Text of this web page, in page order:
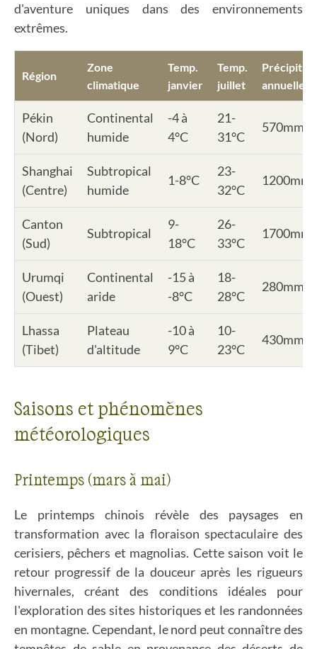
d'aventure uniques dans des environnements
extrêmes.
Région
Zone
climatique
Temp.
janvier
Temp.
juillet
annuelles
Pékin
(Nord)
Continental
humide
-4 à
4°C
21-
31°C
570mm
Shanghai
(Centre)
Subtropical
humide
1-8°C
23-
32°C
1200mm
Canton
(Sud)
Subtropical
9-
18°C
26-
33°C
1700mm
Urumqi
(Ouest)
Continental
aride
-15 à
-8°C
18-
28°C
280mm
Lhassa
(Tibet)
Plateau
d'altitude
-10 à
9°C
10-
23°C
430mm
Saisons et phénomènes
météorologiques
Printemps (mars à mai)
Le printemps chinois révèle des paysages en
transformation avec la floraison spectaculaire des
cerisiers, pêchers et magnolias. Cette saison voit le
retour progressif de la douceur après les rigueurs
hivernales, créant des conditions idéales pour
l'exploration des sites historiques et les randonnées
en montagne. Cependant, le nord peut connaître des